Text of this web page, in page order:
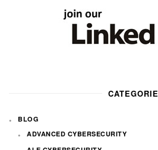
CATEGORIE
BLOG
ADVANCED CYBERSECURITY